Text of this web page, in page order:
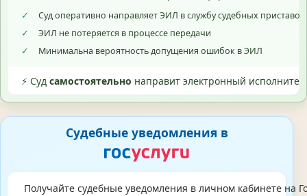
✓
Суд оперативно направляет ЭИЛ в службу судебных
✓
ЭИЛ не потеряется в процессе передачи
✓
Минимальна вероятность допущения ошибок в ЭИЛ
⚡ Суд самостоятельно направит электронный
Судебные уведомления в
Получайте судебные уведомления в личном кабинете на